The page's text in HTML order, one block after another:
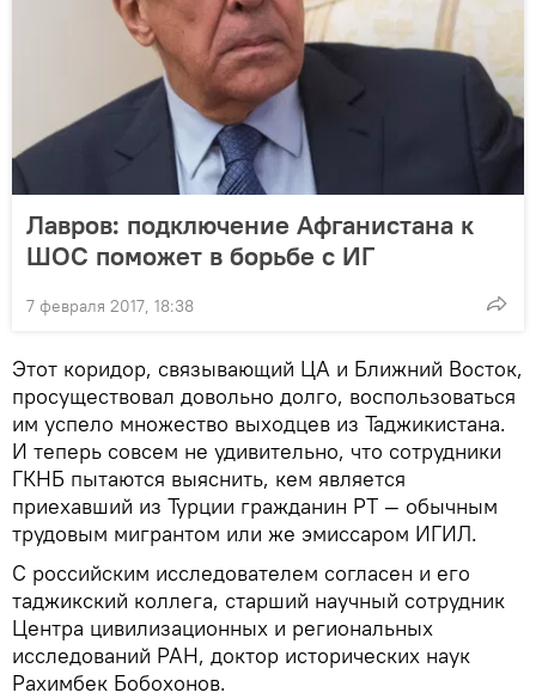
Лавров: подключение Афганистана к
ШОС поможет в борьбе с ИГ
7 февраля 2017, 18:38
Этот коридор, связывающий ЦА и Ближний Восток,
просуществовал довольно долго, воспользоваться
им успело множество выходцев из Таджикистана.
И теперь совсем не удивительно, что сотрудники
ГКНБ пытаются выяснить, кем является
приехавший из Турции гражданин РТ — обычным
трудовым мигрантом или же эмиссаром ИГИЛ.
С российским исследователем согласен и его
таджикский коллега, старший научный сотрудник
Центра цивилизационных и региональных
исследований РАН, доктор исторических наук
Рахимбек Бобохонов.